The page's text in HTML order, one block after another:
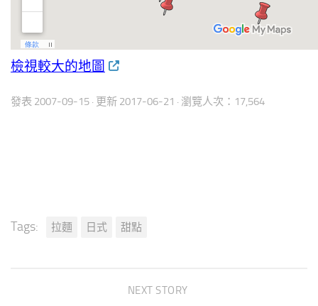
檢視較大的地圖
發表 2007-09-15 · 更新 2017-06-21 · 瀏覽人次：17,564
Tags: 拉麵 日式 甜點
NEXT STORY